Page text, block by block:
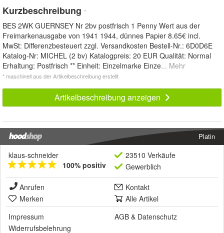
Kurzbeschreibung *
BES 2WK GUERNSEY Nr 2bv postfrisch 1 Penny Wert aus der
Freimarkenausgabe von 1941 1944, dünnes Papier 8.65€ incl.
MwSt: Differenzbesteuert zzgl. Versandkosten Bestell-Nr.: 6D0D6E
Katalog-Nr: MICHEL (2 bv) Katalogpreis: 20 EUR Qualität: Normal
Erhaltung: Postfrisch ** Einheit: Einzelmarke Einze... Mehr
* maschinell aus der Artikelbeschreibung erstellt
Artikelbeschreibung anzeigen
Platin
klaus-schneider
100% positiv
23510 Verkäufe
Gewerblich
Anrufen
Kontakt
Merken
Alle Artikel
Impressum
AGB & Datenschutz
Widerrufsbelehrung